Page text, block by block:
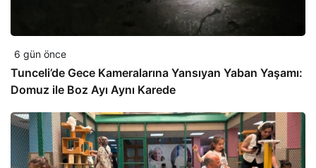
6 gün önce
Tunceli’de Gece Kameralarına Yansıyan Yaban Yaşamı:
Domuz ile Boz Ayı Aynı Karede